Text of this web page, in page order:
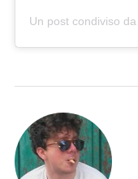
Un post condiviso